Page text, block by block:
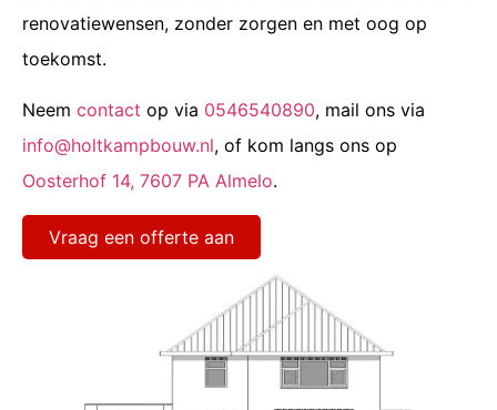
renovatiewensen, zonder zorgen en met oog op
toekomst.
Neem contact op via 0546540890, mail ons via
info@holtkampbouw.nl, of kom langs ons op
Oosterhof 14, 7607 PA Almelo.
Vraag een offerte aan